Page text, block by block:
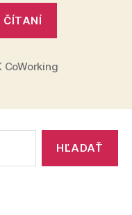
ČÍTANÍ
absolventi
teraz
registrovať
CoWorking